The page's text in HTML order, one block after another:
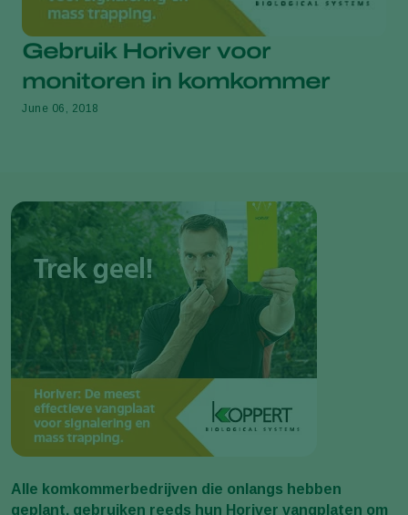
Gebruik Horiver voor
monitoren in komkommer
June 06, 2018
Alle komkommerbedrijven die onlangs hebben
geplant, gebruiken reeds hun Horiver vangplaten om